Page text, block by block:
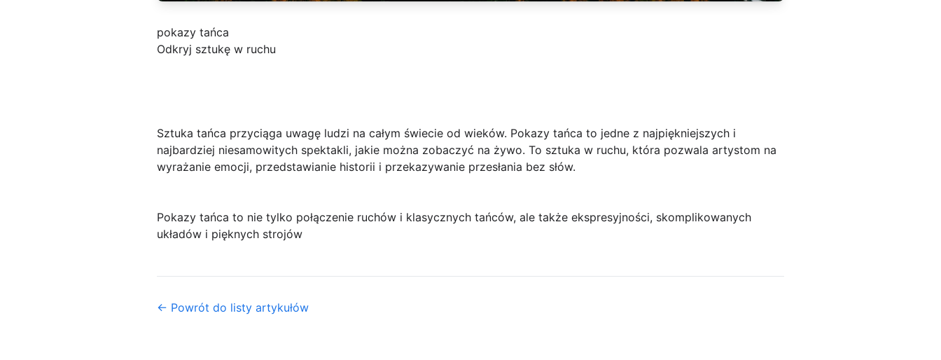
pokazy tańca
Odkryj sztukę w ruchu
Sztuka tańca przyciąga uwagę ludzi na całym świecie od wieków. Pokazy tańca to jedne z najpiękniejszych i
najbardziej niesamowitych spektakli, jakie można zobaczyć na żywo. To sztuka w ruchu, która pozwala artystom na
wyrażanie emocji, przedstawianie historii i przekazywanie przesłania bez słów.
Pokazy tańca to nie tylko połączenie ruchów i klasycznych tańców, ale także ekspresyjności, skomplikowanych
układów i pięknych strojów
← Powrót do listy artykułów